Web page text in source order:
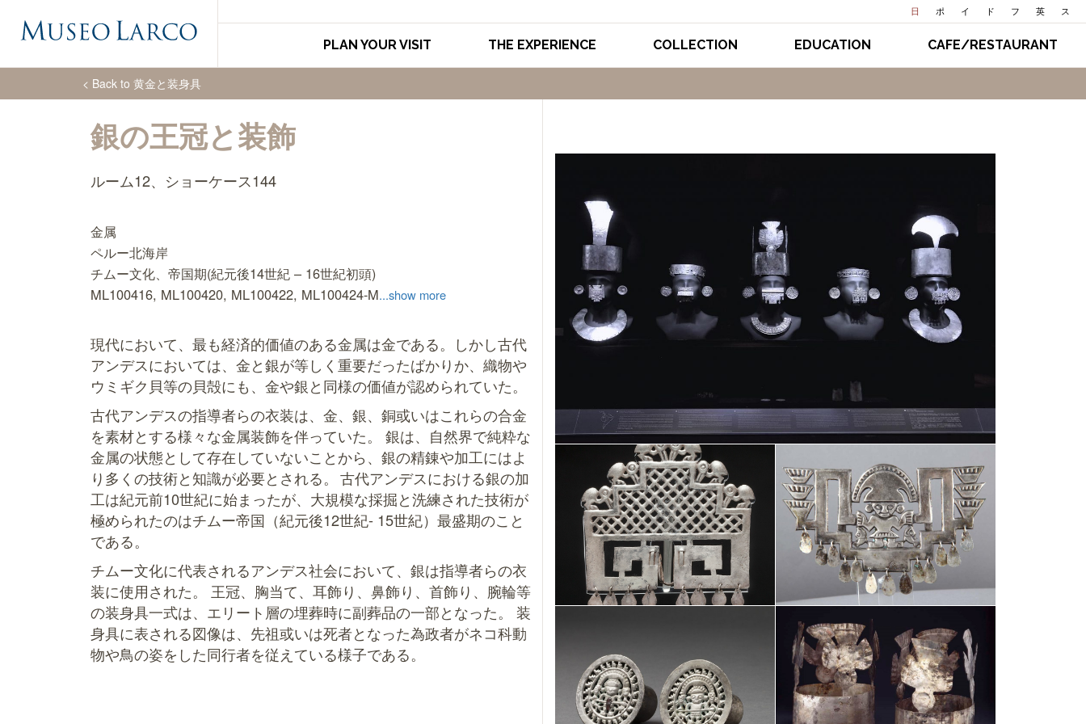
日 ポ イ ド フ 英 ス
PLAN YOUR VISIT THE EXPERIENCE COLLECTION EDUCATION CAFE/RESTAURANT
< Back to 黄金と装身具
銀の王冠と装飾
ルーム12、ショーケース144
金属
ペルー北海岸
チムー文化、帝国期(紀元後14世紀 – 16世紀初頭)
ML100416, ML100420, ML100422, ML100424-M...show more
現代において、最も経済的価値のある金属は金である。しかし古代
アンデスにおいては、金と銀が等しく重要だったばかりか、織物や
ウミギク貝等の貝殻にも、金や銀と同様の価値が認められていた。
古代アンデスの指導者らの衣装は、金、銀、銅或いはこれらの合金
を素材とする様々な金属装飾を伴っていた。 銀は、自然界で純粋な
金属の状態として存在していないことから、銀の精錬や加工にはよ
り多くの技術と知識が必要とされる。 古代アンデスにおける銀の加
工は紀元前10世紀に始まったが、大規模な採掘と洗練された技術が
極められたのはチムー帝国（紀元後12世紀- 15世紀）最盛期のこと
である。
チムー文化に代表されるアンデス社会において、銀は指導者らの衣
装に使用された。 王冠、胸当て、耳飾り、鼻飾り、首飾り、腕輪等
の装身具一式は、エリート層の埋葬時に副葬品の一部となった。 装
身具に表される図像は、先祖或いは死者となった為政者がネコ科動
物や鳥の姿をした同行者を従えている様子である。